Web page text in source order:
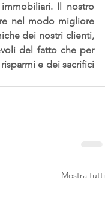
Il nostro
nel modo migliore
dei nostri clienti,
del fatto che per
e dei sacrifici
Mostra tutti